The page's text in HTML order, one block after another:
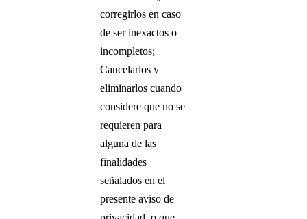
corregirlos en caso
de ser inexactos o
incompletos;
Cancelarlos y
eliminarlos cuando
considere que no se
requieren para
alguna de las
finalidades
señalados en el
presente aviso de